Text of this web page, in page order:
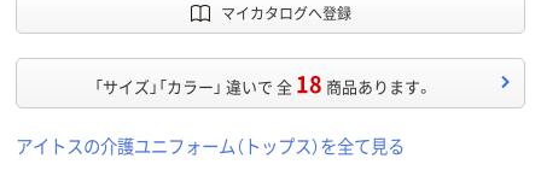
マイカタログへ登録
「サイズ」「カラー」 違いで 全 18 商品あります。
アイトスの介護ユニフォーム（トップス）を全て見る